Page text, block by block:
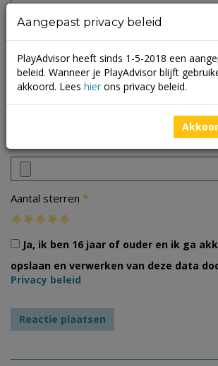
Aantal sterren *
Ja, ik ben 16 jaar of ouder en ik ga
opslaan en verwerken van deze data
Privacy beleid
Aangepast privacy beleid
PlayAdvisor heeft sinds 1-5-2018 een
beleid. Wanneer je PlayAdvisor blijft
akkoord. Lees hier ons privacy beleid.